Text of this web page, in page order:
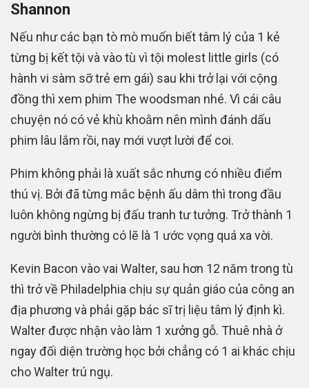
Shannon
Nếu như các bạn tò mò muốn biết tâm lý của 1 kẻ
từng bị kết tội và vào tù vì tội molest little girls (có
hành vi sàm sỡ trẻ em gái) sau khi trở lại với cộng
đồng thì xem phim The woodsman nhé. Vì cái câu
chuyện nó có vẻ khù khoằm nên mình đánh dấu
phim lâu lắm rồi, nay mới vượt lười để coi.
Phim không phải là xuất sắc nhưng có nhiều điểm
thú vị. Bởi đã từng mắc bệnh ấu dâm thì trong đầu
luôn không ngừng bị đấu tranh tư tưởng. Trở thành 1
người bình thường có lẽ là 1 ước vọng quá xa vời.
Kevin Bacon vào vai Walter, sau hơn 12 năm trong tù
thì trở về Philadelphia chịu sự quản giáo của công an
địa phương và phải gặp bác sĩ trị liệu tâm lý định kì.
Walter được nhận vào làm 1 xưởng gỗ. Thuê nhà ở
ngay đối diện trường học bởi chẳng có 1 ai khác chịu
cho Walter trú ngụ.